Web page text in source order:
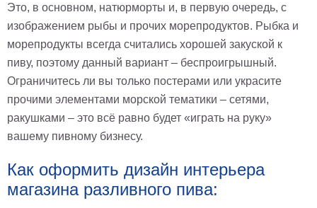
Рок
группы
Спорт
В
спальню
Природа
Мерилин
Монро
Футбол
Мотивирующие
Города
Йорк
Посмотреть
Это, в основном, натюрморты и, в первую очередь, с
изображением рыбы и прочих морепродуктов. Рыбка и
морепродукты всегда считались хорошей закуской к
пиву, поэтому данный вариант – беспроигрышный.
Ограничитесь ли вы только постерами или украсите
прочими элементами морской тематики – сетями,
ракушками – это всё равно будет «играть на руку»
вашему пивному бизнесу.
Как оформить дизайн интерьера
магазина разливного пива: